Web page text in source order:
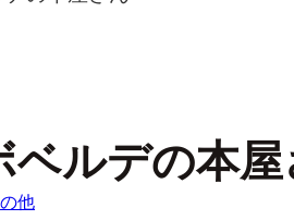
ベルデの本
他